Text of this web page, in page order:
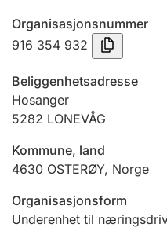
Tinglysing
Jeger
Betaling og
Ektepaktveileder
Organisasjonsnummer
916 354 932
Beliggenhetsadresse
Hosanger
5282 LONEVÅG
Kommune, land
4630 OSTERØY, Norge
Organisasjonsform
Underenhet til